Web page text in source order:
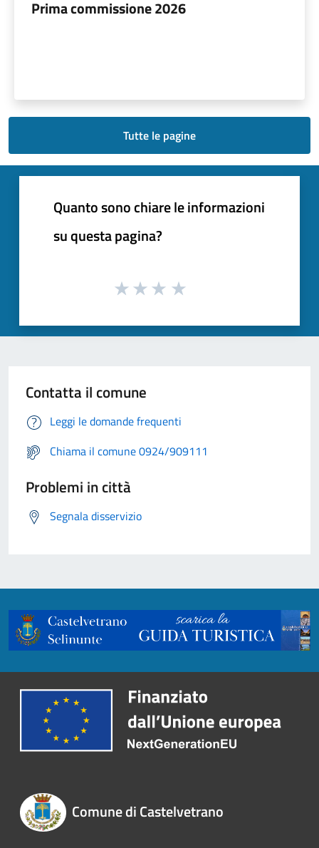
Prima commissione 2026
Tutte le pagine
Quanto sono chiare le informazioni
su questa pagina?
Contatta il comune
Leggi le domande frequenti
Chiama il comune 0924/909111
Problemi in città
Segnala disservizio
Comune di Castelvetrano